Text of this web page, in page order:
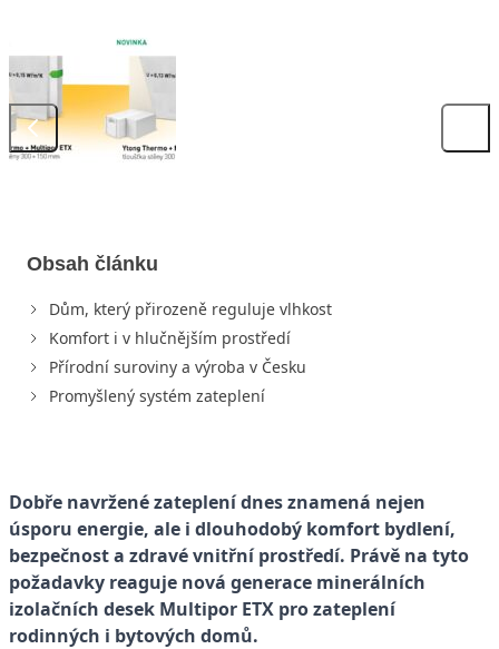
Obsah článku
Dům, který přirozeně reguluje vlhkost
Komfort i v hlučnějším prostředí
Přírodní suroviny a výroba v Česku
Promyšlený systém zateplení
Dobře navržené zateplení dnes znamená nejen
úsporu energie, ale i dlouhodobý komfort bydlení,
bezpečnost a zdravé vnitřní prostředí. Právě na tyto
požadavky reaguje nová generace minerálních
izolačních desek Multipor ETX pro zateplení
rodinných i bytových domů.